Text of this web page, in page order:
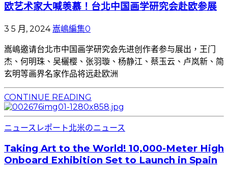
欧艺术家大喊羡慕！台北中国画学研究会赴欧参展
3 5 月, 2024嵩嶋編集0
嵩嶋邀请台北市中国画学研究会先进创作者参与展出，王门
杰、何明珠、吴欐樱、张羽璇、杨静江、蔡玉云、卢岚新、简
玄明等画界名家作品将远赴欧洲
CONTINUE READING
ニュースレポート北米のニュース
Taking Art to the World! 10,000-Meter High
Onboard Exhibition Set to Launch in Spain